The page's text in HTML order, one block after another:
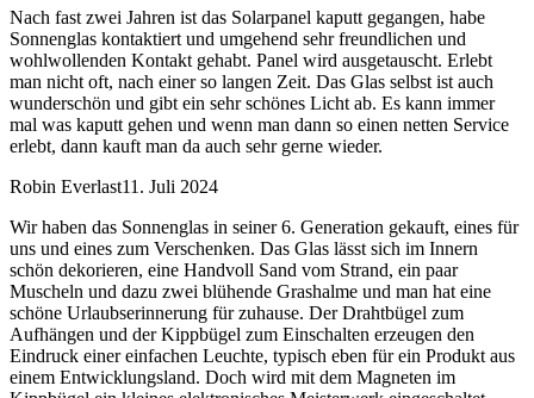
Nach fast zwei Jahren ist das Solarpanel kaputt gegangen, habe
Sonnenglas kontaktiert und umgehend sehr freundlichen und
wohlwollenden Kontakt gehabt. Panel wird ausgetauscht. Erlebt
man nicht oft, nach einer so langen Zeit. Das Glas selbst ist auch
wunderschön und gibt ein sehr schönes Licht ab. Es kann immer
mal was kaputt gehen und wenn man dann so einen netten Service
erlebt, dann kauft man da auch sehr gerne wieder.
Robin Everlast11. Juli 2024
Wir haben das Sonnenglas in seiner 6. Generation gekauft, eines für
uns und eines zum Verschenken. Das Glas lässt sich im Innern
schön dekorieren, eine Handvoll Sand vom Strand, ein paar
Muscheln und dazu zwei blühende Grashalme und man hat eine
schöne Urlaubserinnerung für zuhause. Der Drahtbügel zum
Aufhängen und der Kippbügel zum Einschalten erzeugen den
Eindruck einer einfachen Leuchte, typisch eben für ein Produkt aus
einem Entwicklungsland. Doch wird mit dem Magneten im